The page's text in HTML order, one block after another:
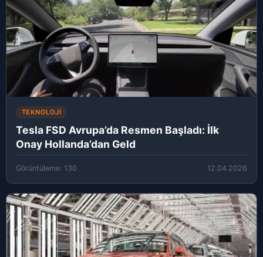
TEKNOLOJI
Tesla FSD Avrupa’da Resmen Başladı: İlk
Onay Hollanda’dan Geld
Görüntüleme: 130 12.04.2026